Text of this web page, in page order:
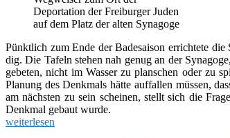
Deportation der Freiburger Juden
auf dem Platz der alten Synagoge
Pünktlich zum Ende der Badesaison errich­tete
dig. Die Tafeln ste­hen nah genug an der
gebe­ten, nicht im Wasser zu plan­schen oder zu
Planung des Denkmals hätte auf­fal­len müs­sen,
am nächs­ten zu sein schei­nen, stellt sich die
Denkmal gebaut wurde.
wei­ter­le­sen